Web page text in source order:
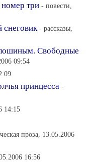
три - повести,
- рассказы,
Свободные
09:54
принцесса -
14:15
проза, 13.05.2006
16:56